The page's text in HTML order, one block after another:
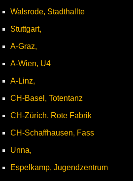
Walsrode, Stadthallte
Stuttgart,
A-Graz,
A-Wien, U4
A-Linz,
CH-Basel, Totentanz
CH-Zürich, Rote Fabrik
CH-Schaffhausen, Fass
Unna,
Espelkamp, Jugendzentrum